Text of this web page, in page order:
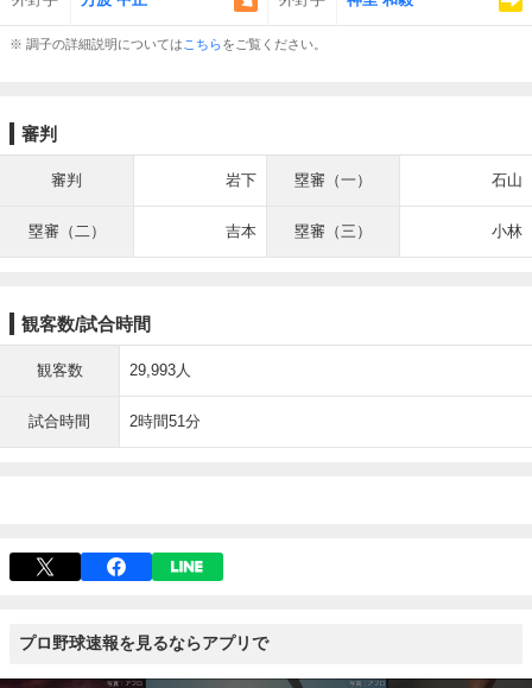
※ 調子の詳細説明については こちらをご覧ください。
審判
審判 岩下 塁審（一） 石山
塁審（二） 吉本 塁審（三） 小林
観客数/試合時間
観客数 29,993人
試合時間 2時間51分
プロ野球速報を見るならアプリで